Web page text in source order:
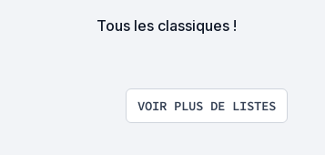
Tous les classiques !
VOIR PLUS DE LISTES